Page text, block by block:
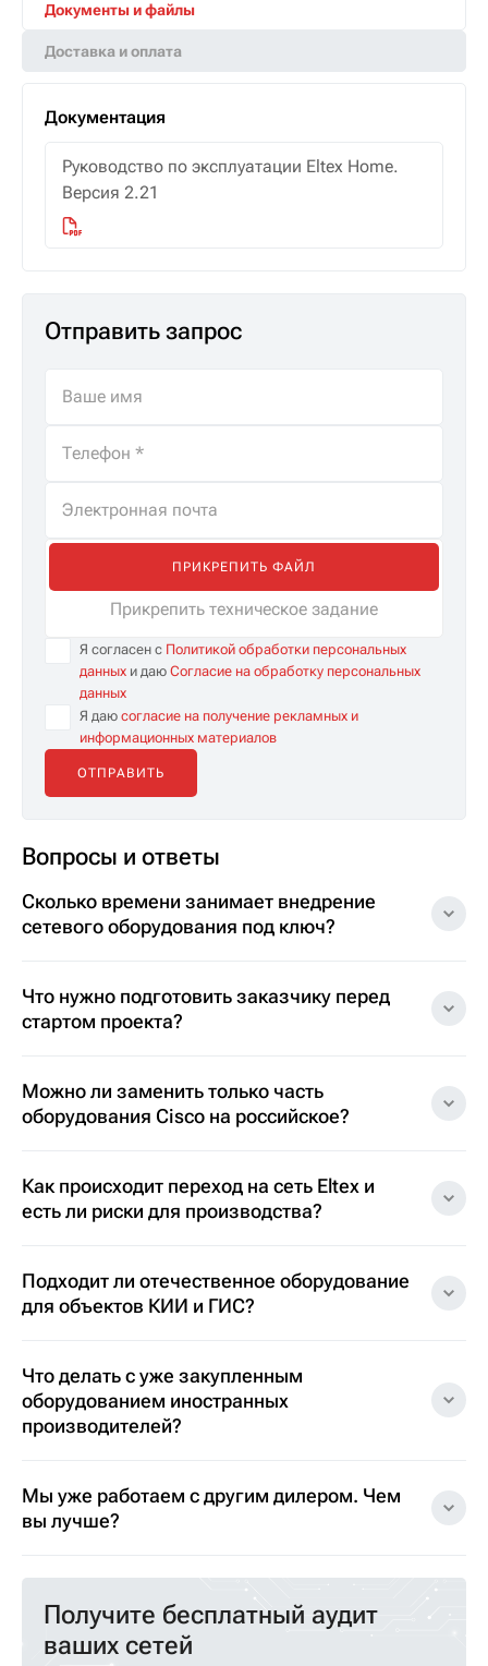
Документы и файлы
Доставка и оплата
Документация
Руководство по эксплуатации Eltex Home.
Версия 2.21
Отправить запрос
ПРИКРЕПИТЬ ФАЙЛ
Прикрепить техническое задание
Я согласен с Политикой обработки персональных
данных и даю Согласие на обработку персональных
данных
Я даю согласие на получение рекламных и
информационных материалов
Вопросы и ответы
Сколько времени занимает внедрение
сетевого оборудования под ключ?
Что нужно подготовить заказчику перед
стартом проекта?
Можно ли заменить только часть
оборудования Cisco на российское?
Как происходит переход на сеть Eltex и
есть ли риски для производства?
Подходит ли отечественное оборудование
для объектов КИИ и ГИС?
Что делать с уже закупленным
оборудованием иностранных
производителей?
Мы уже работаем с другим дилером. Чем
вы лучше?
Получите бесплатный аудит
ваших сетей